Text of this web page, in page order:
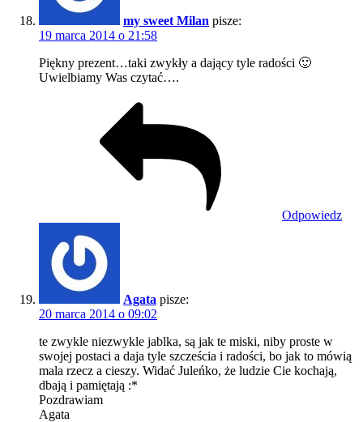
my sweet Milan pisze:
19 marca 2014 o 21:58
Piękny prezent…taki zwykły a dający tyle radości 🙂
Uwielbiamy Was czytać….
Odpowiedz
Agata pisze:
20 marca 2014 o 09:02
te zwykle niezwykle jablka, są jak te miski, niby proste w
swojej postaci a daja tyle szcześcia i radości, bo jak to mówią
mala rzecz a cieszy. Widać Juleńko, że ludzie Cie kochają,
dbają i pamiętają :*
Pozdrawiam
Agata